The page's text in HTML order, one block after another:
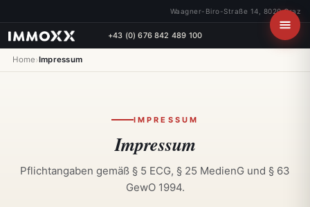
Waagner-Biro-Straße 14, 8020 Graz
+43 (0) 676 842 489 100
Home›Impressum
IMPRESSUM
Impressum
Pflichtangaben gemäß § 5 ECG, § 25 MedienG und § 63
GewO 1994.